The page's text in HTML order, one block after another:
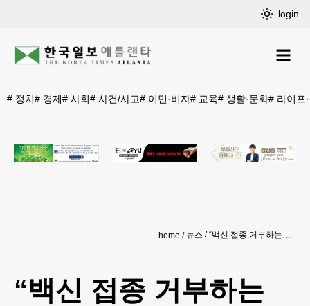
login
# 정치# 경제# 사회# 사건/사고# 이민·비자# 교육# 생활·문화# 라이프
home 뉴스 “백신 접종 거부하는 직원 강요할 수 없다”
“백신 접종 거부하는